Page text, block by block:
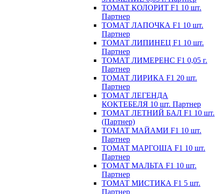
ТОМАТ КОЛОРИТ F1 10 шт.
Партнер
ТОМАТ ЛАПОЧКА F1 10 шт.
Партнер
ТОМАТ ЛИПИНЕЦ F1 10 шт.
Партнер
ТОМАТ ЛИМЕРЕНС F1 0,05 г.
Партнер
ТОМАТ ЛИРИКА F1 20 шт.
Партнер
ТОМАТ ЛЕГЕНДА
КОКТЕБЕЛЯ 10 шт. Партнер
ТОМАТ ЛЕТНИЙ БАЛ F1 10 шт.
(Партнер)
ТОМАТ МАЙАМИ F1 10 шт.
Партнер
ТОМАТ МАРГОША F1 10 шт.
Партнер
ТОМАТ МАЛЬТА F1 10 шт.
Партнер
ТОМАТ МИСТИКА F1 5 шт.
Партнер